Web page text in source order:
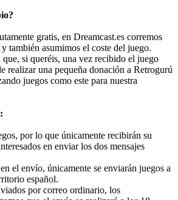
gratis, en Dreamcast.es corremos
también asumimos el coste del juego.
si queréis, una vez recibido el juego
realizar una pequeña donación a Retrogurú
juegos como este para nuestra
por lo que únicamente recibirán su
en enviar los dos mensajes
el envío, únicamente se enviarán juegos a
español.
por correo ordinario, los